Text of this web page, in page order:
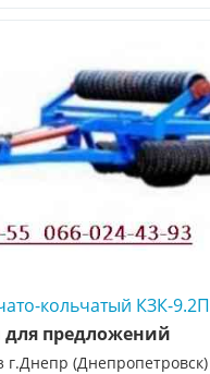
кольчатый КЗК-9.2П
г.Днепр (Днепропетровск)
предложений